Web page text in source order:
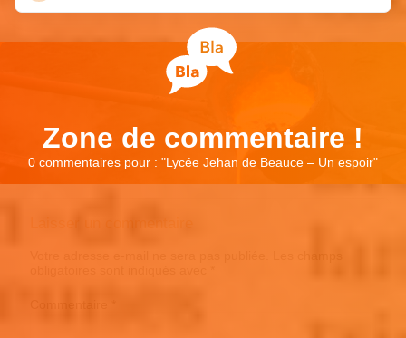
Zone de commentaire !
0 commentaires pour : "Lycée Jehan de Beauce – Un espoir"